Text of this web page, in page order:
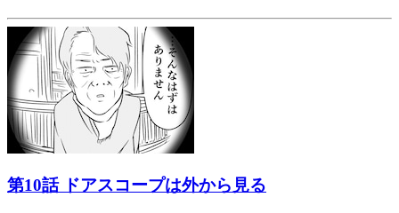
第10話 ドアスコープは外から見る